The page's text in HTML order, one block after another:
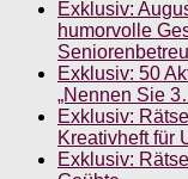
Exklusiv:
humorvolle
Exklusiv: 50
„Nennen Sie
Exklusiv:
Kreativheft für
Exklusiv: